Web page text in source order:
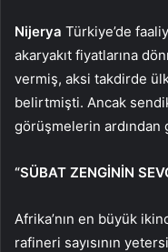
Nijerya Türkiye’de
akaryakıt fiyatlarına
vermiş, aksi takdirde
belirtmişti. Ancak
görüşmelerin ardından
“SÜBAT ZENGİNİN
Afrika’nın en büyük
rafineri sayısının